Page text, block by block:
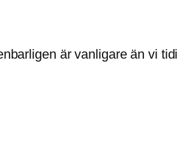
är vanligare än vi